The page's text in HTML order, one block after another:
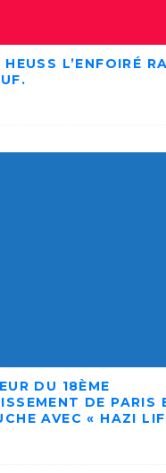
L’ENFOIRÉ
DU 18ÈME
DE PARIS
AVEC « HAZI